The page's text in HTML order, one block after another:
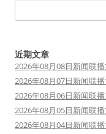
近期文章
2026年08月08日新闻联
2026年08月07日新闻联
2026年08月06日新闻联
2026年08月05日新闻联
2026年08月04日新闻联